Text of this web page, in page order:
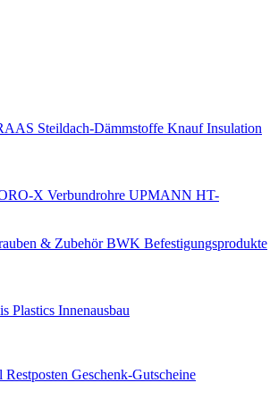
Steildach-Dämmstoffe Knauf Insulation
X Verbundrohre UPMANN HT-
& ZubehörBWK Befestigungsprodukte
Plastics Innenausbau
Restposten Geschenk-Gutscheine